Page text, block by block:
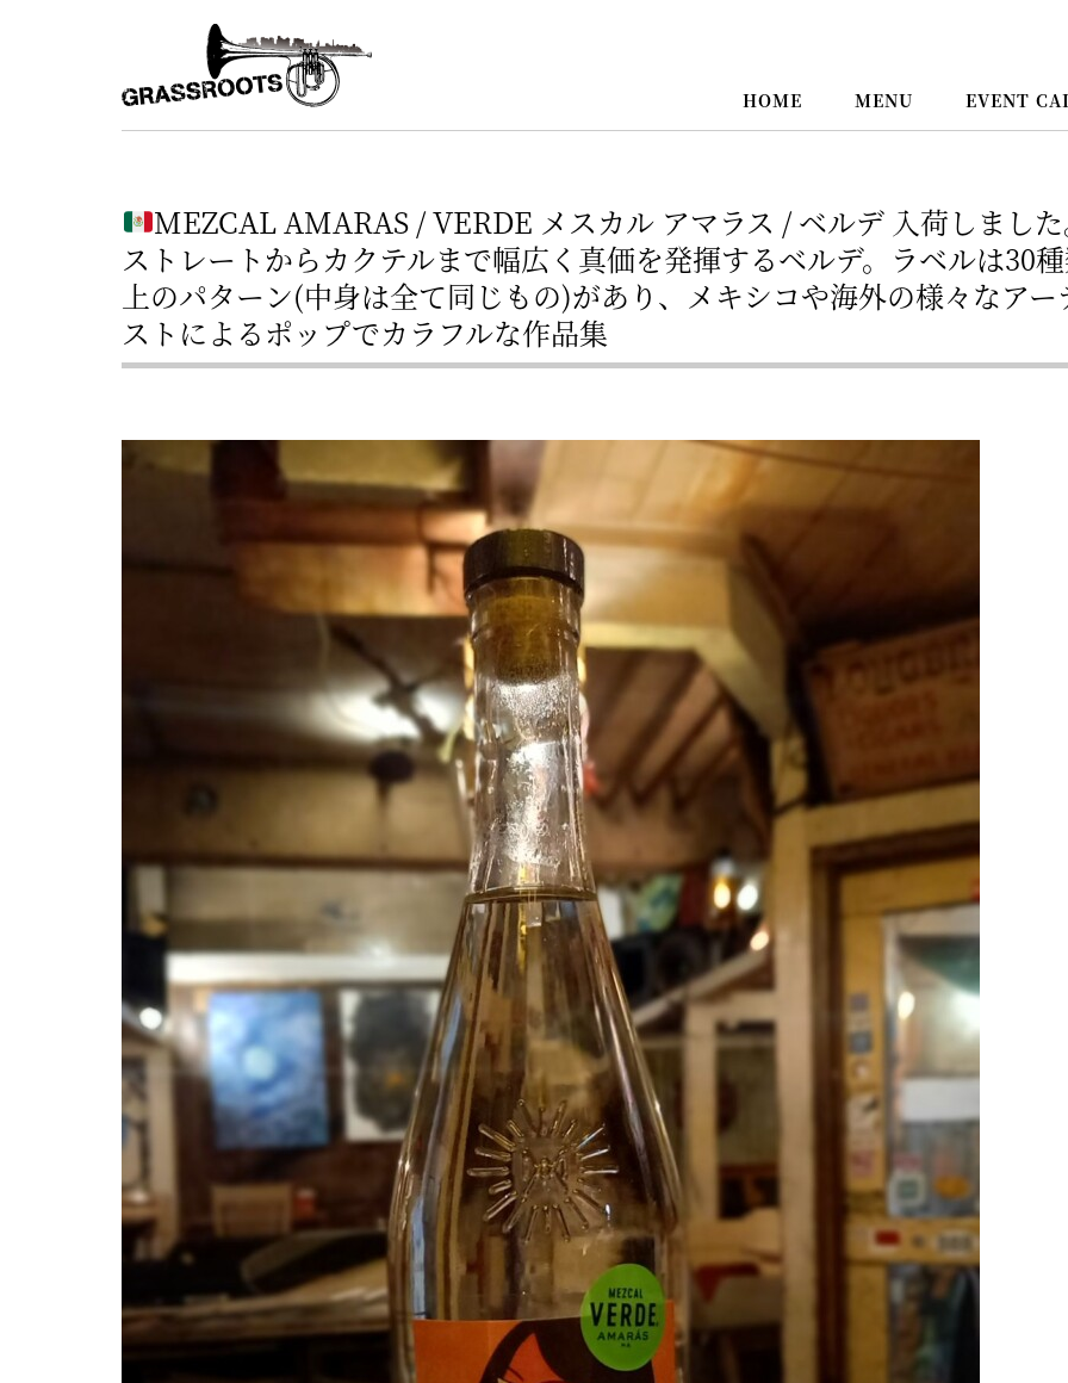
浜
グ
ス
ル
ー
ツ
YOKOHAMA
Grassroots
駅
北
口
か
ら
徒
歩
3
分・
屋
る
ン
グ
ー
HOME MENU EVENT
MEZCAL AMARAS / VERDE メスカル アマラス / ベルデ 入荷しました
ストレートからカクテルまで幅広く真価を発揮するベルデ。ラベルは30
上のパターン(中身は全て同じもの)があり、メキシコや海外の様々なアー
ストによるポップでカラフルな作品集